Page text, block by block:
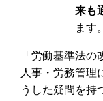
来も
ます。
「労働基準法
人事・労務管
うした疑問を持